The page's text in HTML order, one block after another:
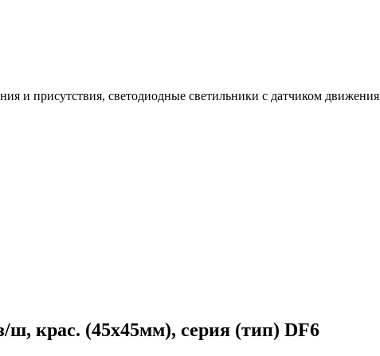
и присутствия, светодиодные светильники с датчиком движения
ш, крас. (45х45мм), серия (тип) DF6